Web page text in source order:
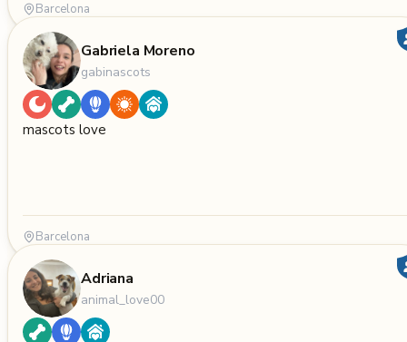
Barcelona
Gabriela Moreno
gabinascots
mascots love
Barcelona
Adriana
animal_love00